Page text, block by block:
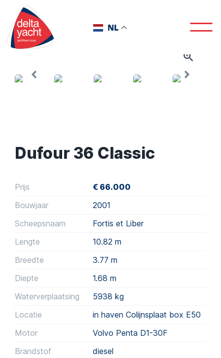
NL
Dufour 36 Classic
Prijs
€ 66.000
Bouwjaar
2001
Scheepsnaam
Fortis et Liber
Lengte
10.82 m
Breedte
3.77 m
Diepte
1.68 m
Waterverplaatsing
5938 kg
Locatie
in haven Colijnsplaat box E50
Motor
Volvo Penta D1-30F
Brandstof
diesel